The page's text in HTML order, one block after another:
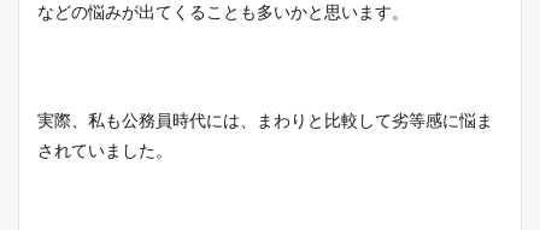
などの悩みが出てくることも多いかと思います。
実際、私も公務員時代には、まわりと比較して劣等感に悩ま
されていました。